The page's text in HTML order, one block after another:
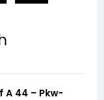
A 44 – Pkw-